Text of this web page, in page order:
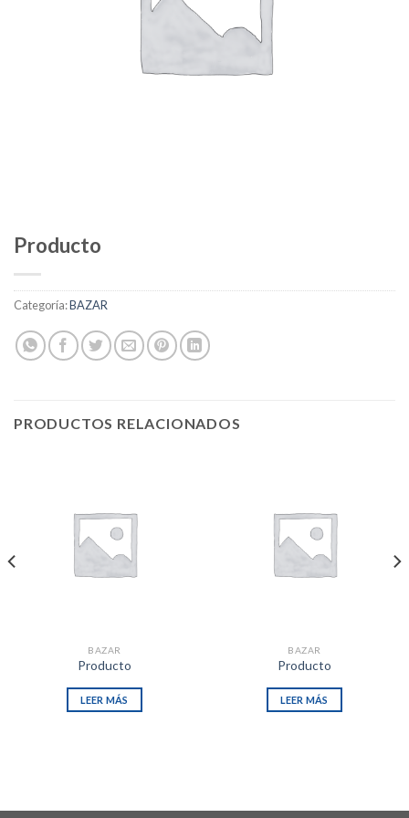
Producto
Categoría:BAZAR
PRODUCTOS RELACIONADOS
BAZAR
Producto
LEER MÁS
BAZAR
Producto
LEER MÁS